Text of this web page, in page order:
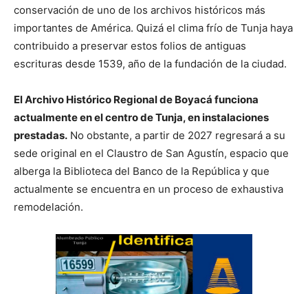
conservación de uno de los archivos históricos más
importantes de América. Quizá el clima frío de Tunja haya
contribuido a preservar estos folios de antiguas
escrituras desde 1539, año de la fundación de la ciudad.
El Archivo Histórico Regional de Boyacá funciona
actualmente en el centro de Tunja, en instalaciones
prestadas. No obstante, a partir de 2027 regresará a su
sede original en el Claustro de San Agustín, espacio que
alberga la Biblioteca del Banco de la República y que
actualmente se encuentra en un proceso de exhaustiva
remodelación.